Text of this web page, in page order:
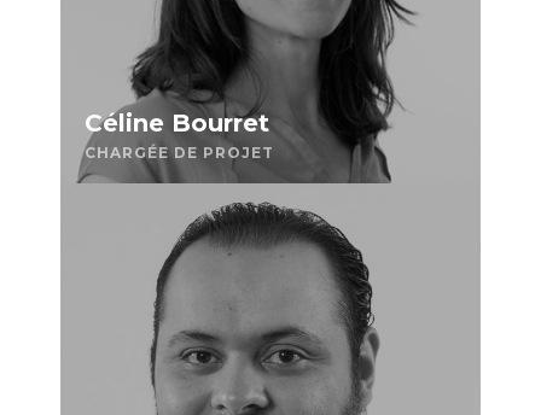
Céline Bourret
CHARGÉE DE PROJET